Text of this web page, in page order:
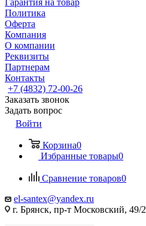
Гарантия на товар
Политика
Оферта
Компания
О компании
Реквизиты
Партнерам
Контакты
+7 (4832) 72-00-26
Заказать звонок
Задать вопрос
Войти
Корзина0
Избранные товары0
Сравнение товаров0
el-santex@yandex.ru
г. Брянск, пр-т Московский, 49/2